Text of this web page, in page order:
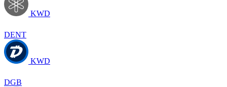
KWD
DENT
KWD
DGB